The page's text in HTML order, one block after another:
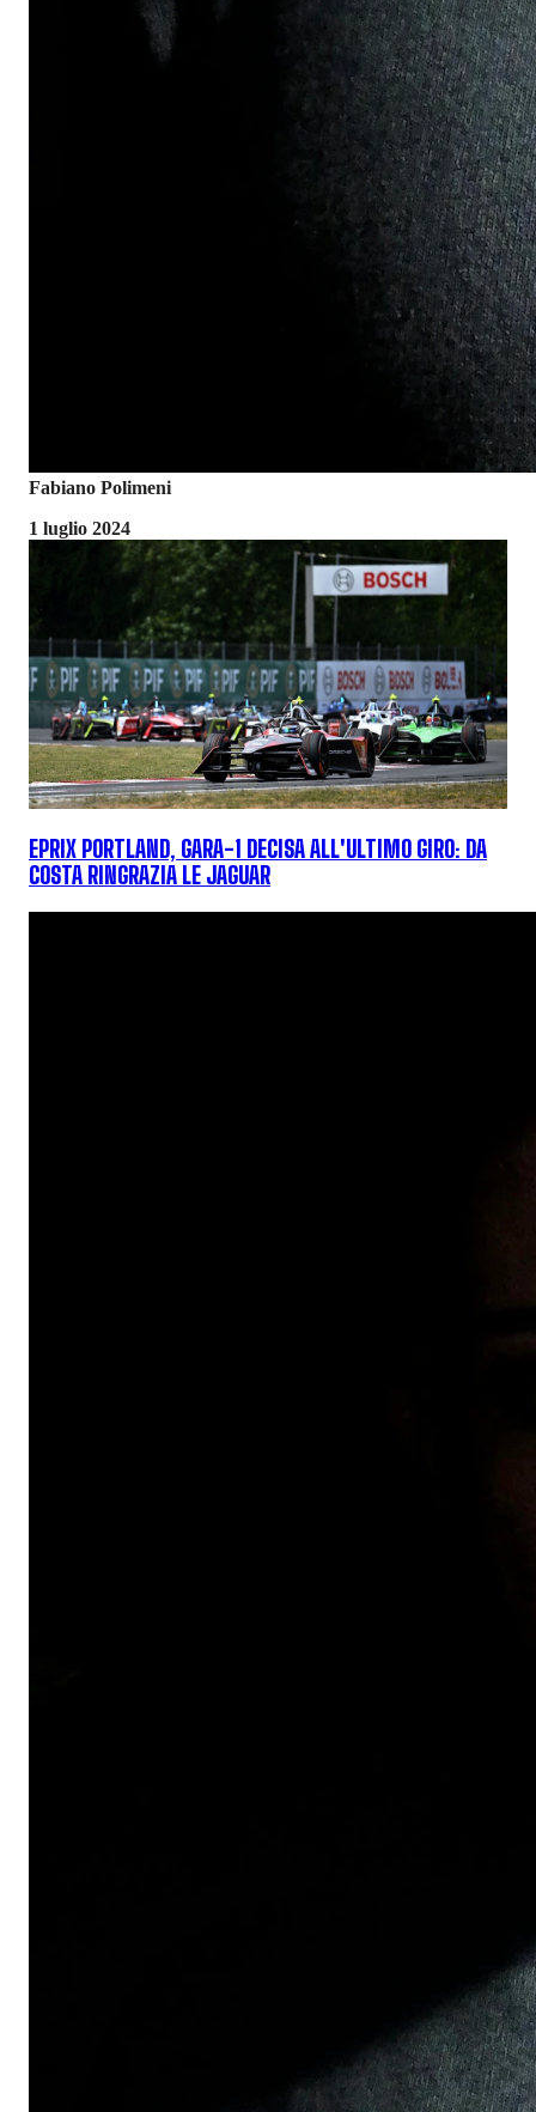
Fabiano Polimeni
1 luglio 2024
EPRIX PORTLAND, GARA-1 DECISA ALL'ULTIMO GIRO: DA
COSTA RINGRAZIA LE JAGUAR